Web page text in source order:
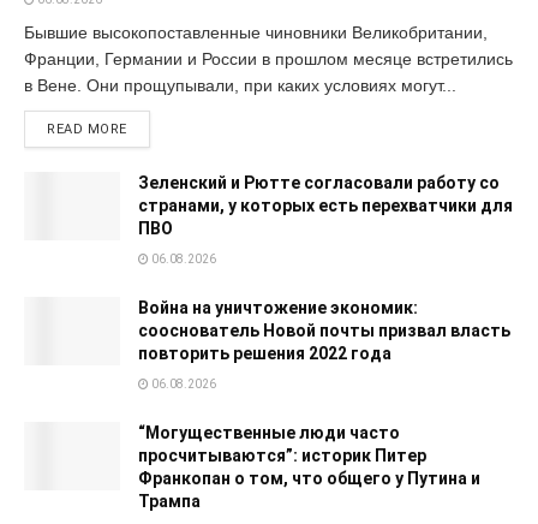
Бывшие высокопоставленные чиновники Великобритании,
Франции, Германии и России в прошлом месяце встретились
в Вене. Они прощупывали, при каких условиях могут...
READ MORE
Зеленский и Рютте согласовали работу со
странами, у которых есть перехватчики для
ПВО
06.08.2026
Война на уничтожение экономик:
сооснователь Новой почты призвал власть
повторить решения 2022 года
06.08.2026
“Могущественные люди часто
просчитываются”: историк Питер
Франкопан о том, что общего у Путина и
Трампа